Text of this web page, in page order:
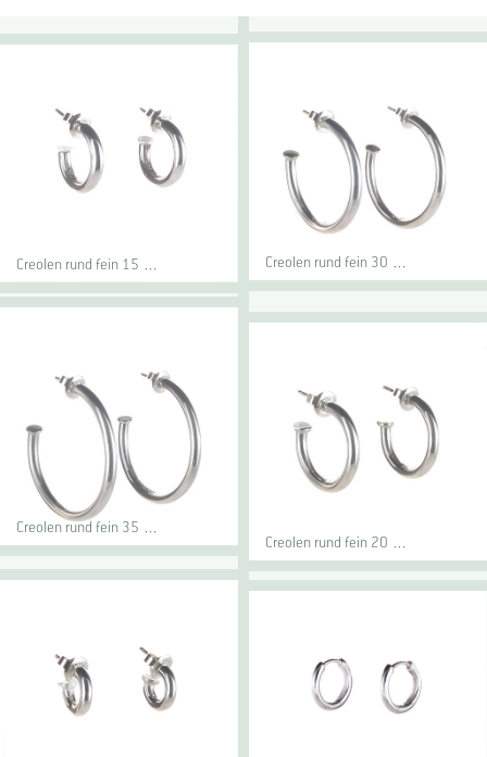
Creolen rund fein 15 … Creolen rund fein 30 …
Creolen rund fein 35 …
Creolen rund fein 20 …